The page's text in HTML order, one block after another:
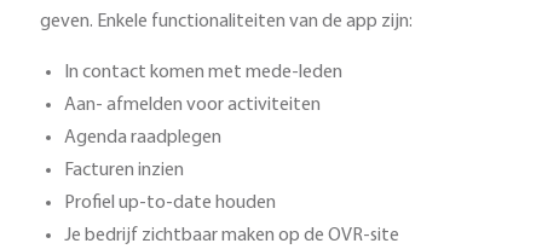
geven. Enkele functionaliteiten van de app zijn:
In contact komen met mede-leden
Aan- afmelden voor activiteiten
Agenda raadplegen
Facturen inzien
Profiel up-to-date houden
Je bedrijf zichtbaar maken op de OVR-site